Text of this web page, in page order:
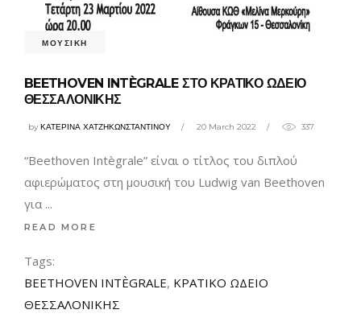
ΜΟΥΣΙΚΗ
BEETHOVEN INTÈGRALE ΣΤΟ ΚΡΑΤΙΚΟ ΩΔΕΙΟ
ΘΕΣΣΑΛΟΝΙΚΗΣ
byΚΑΤΕΡΙΝΑ ΧΑΤΖΗΚΩΝΣΤΑΝΤΙΝΟΥ 20 March 2022 337
“Beethoven Intègrale” είναι ο τίτλος του διπλού
αφιερώματος στη μουσική του Ludwig van Beethoven
για
READ MORE
Tags:
BEETHOVEN INTÈGRALE, ΚΡΑΤΙΚΟ ΩΔΕΙΟ
ΘΕΣΣΑΛΟΝΙΚΗΣ